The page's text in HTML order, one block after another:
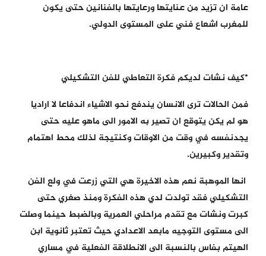
عامة ان تزيد من عنايتها ورعايتها بالفنانين حتى يكون
للمغرب اشعاع فني على المستوى الدولي.
*كيف نشات لديكم فكرة التعاطي للفن التشكيلي
فمن الحالات ترى الانسان يندفع نحو الاشياء اندفاعا لا اراديا
هو لم يكن يتوقع ان تصير به الامور الى ماهو عليه حتى
يجدنفسه في وقت من الاوقات وكنتيجة لذلك محط اهتمام
وتقدير وكبيرين.
انها الموهبة نعم هذه الاخيرة هي التي زرعت في ولع الفن
التشكيلي فقد تولدت لدي هذه الفكرة ومنذ صغري حتى
كبرت ونشات مع تقدم مراحلي العمرية وبالضبط حينما وصلت
الى مستوى التوجيه مابعد الاعدادي حيث تعتبر ثانوية ابن
الهيتم بفاس بالنسبة الى الانطلاقة الفعلية في مساري